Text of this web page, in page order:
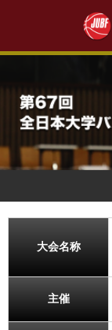
大会名称
主催